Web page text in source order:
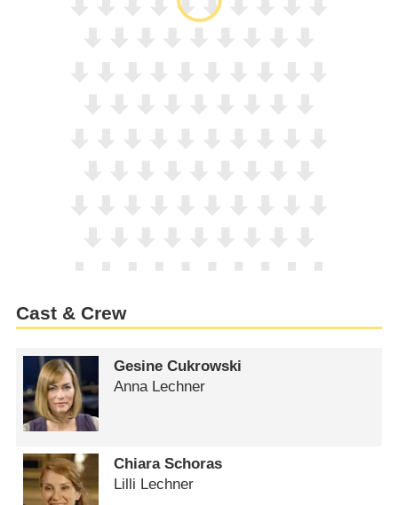
Cast & Crew
Gesine Cukrowski
Anna Lechner
Chiara Schoras
Lilli Lechner